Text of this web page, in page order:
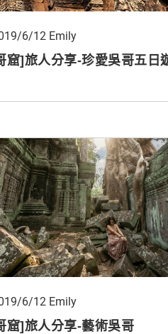
窟]旅人分享-珍愛吳哥五日
6/12 Emily
窟]旅人分享-藝術吳哥
6/12 Emily